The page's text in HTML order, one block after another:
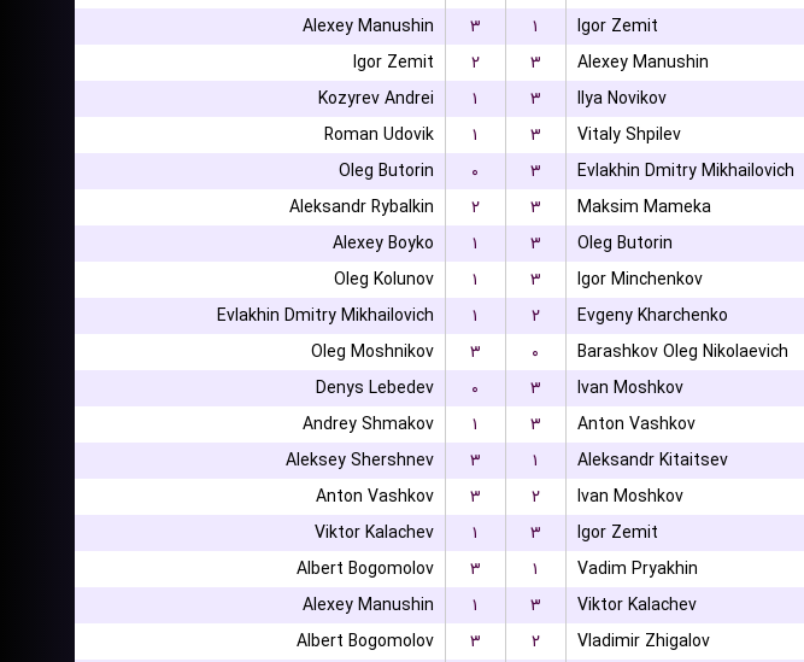
Alexey Manushin
۳ ۱ Igor Zemit
Igor Zemit
۲ ۳ Alexey Manushin
Kozyrev Andrei
۱ ۳ Ilya Novikov
Roman Udovik
۱ ۳ Vitaly Shpilev
Oleg Butorin
۰ ۳ Evlakhin Dmitry Mikhailovich
Aleksandr Rybalkin
۲ ۳ Maksim Mameka
Alexey Boyko
۱ ۳ Oleg Butorin
Oleg Kolunov
۱ ۳ Igor Minchenkov
Evlakhin Dmitry Mikhailovich
۱ ۲ Evgeny Kharchenko
Oleg Moshnikov
۳ ۰ Barashkov Oleg Nikolaevich
Denys Lebedev
۰ ۳ Ivan Moshkov
Andrey Shmakov
۱ ۳ Anton Vashkov
Aleksey Shershnev
۳ ۱ Aleksandr Kitaitsev
Anton Vashkov
۳ ۲ Ivan Moshkov
Viktor Kalachev
۱ ۳ Igor Zemit
Albert Bogomolov
۳ ۱ Vadim Pryakhin
Alexey Manushin
۱ ۳ Viktor Kalachev
Albert Bogomolov
۳ ۲ Vladimir Zhigalov